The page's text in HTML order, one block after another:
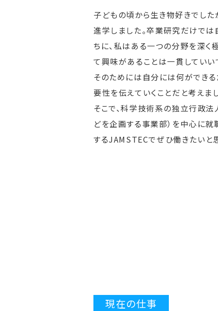
子どもの頃から生き物好きでし
進学しました。卒業研究だけで
ちに、私はある一つの分野を深く
て興味があることは一貫していい
そのためには自分には何ができる
要性を伝えていくことだと考えま
そこで、科学技術系の独立行政法
どを企画する事業部）を中心に
するJAMSTECでぜひ働きたいと
現在の仕事